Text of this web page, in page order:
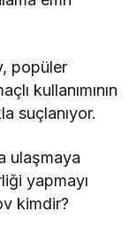
popüler
kullanımının
suçlanıyor.
ulaşmaya
yapmayı
kimdir?